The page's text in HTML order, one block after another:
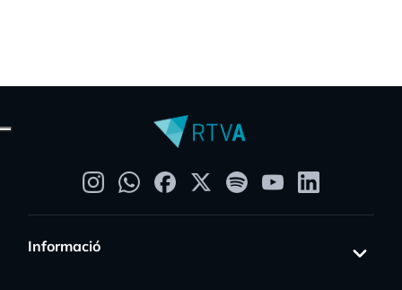
Informació